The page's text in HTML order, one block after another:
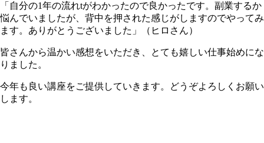
「自分の1年の流れtがわかったので良かったです。副業するか
悩んでいましたが、背中を押された感じがしますのでやってみ
ます。ありがとうございました」（ヒロさん）
皆さんから温かい感想をいただき、とても嬉しい仕事始めにな
りました。
今年も良い講座をご提供していきます。どうぞよろしくお願い
します。